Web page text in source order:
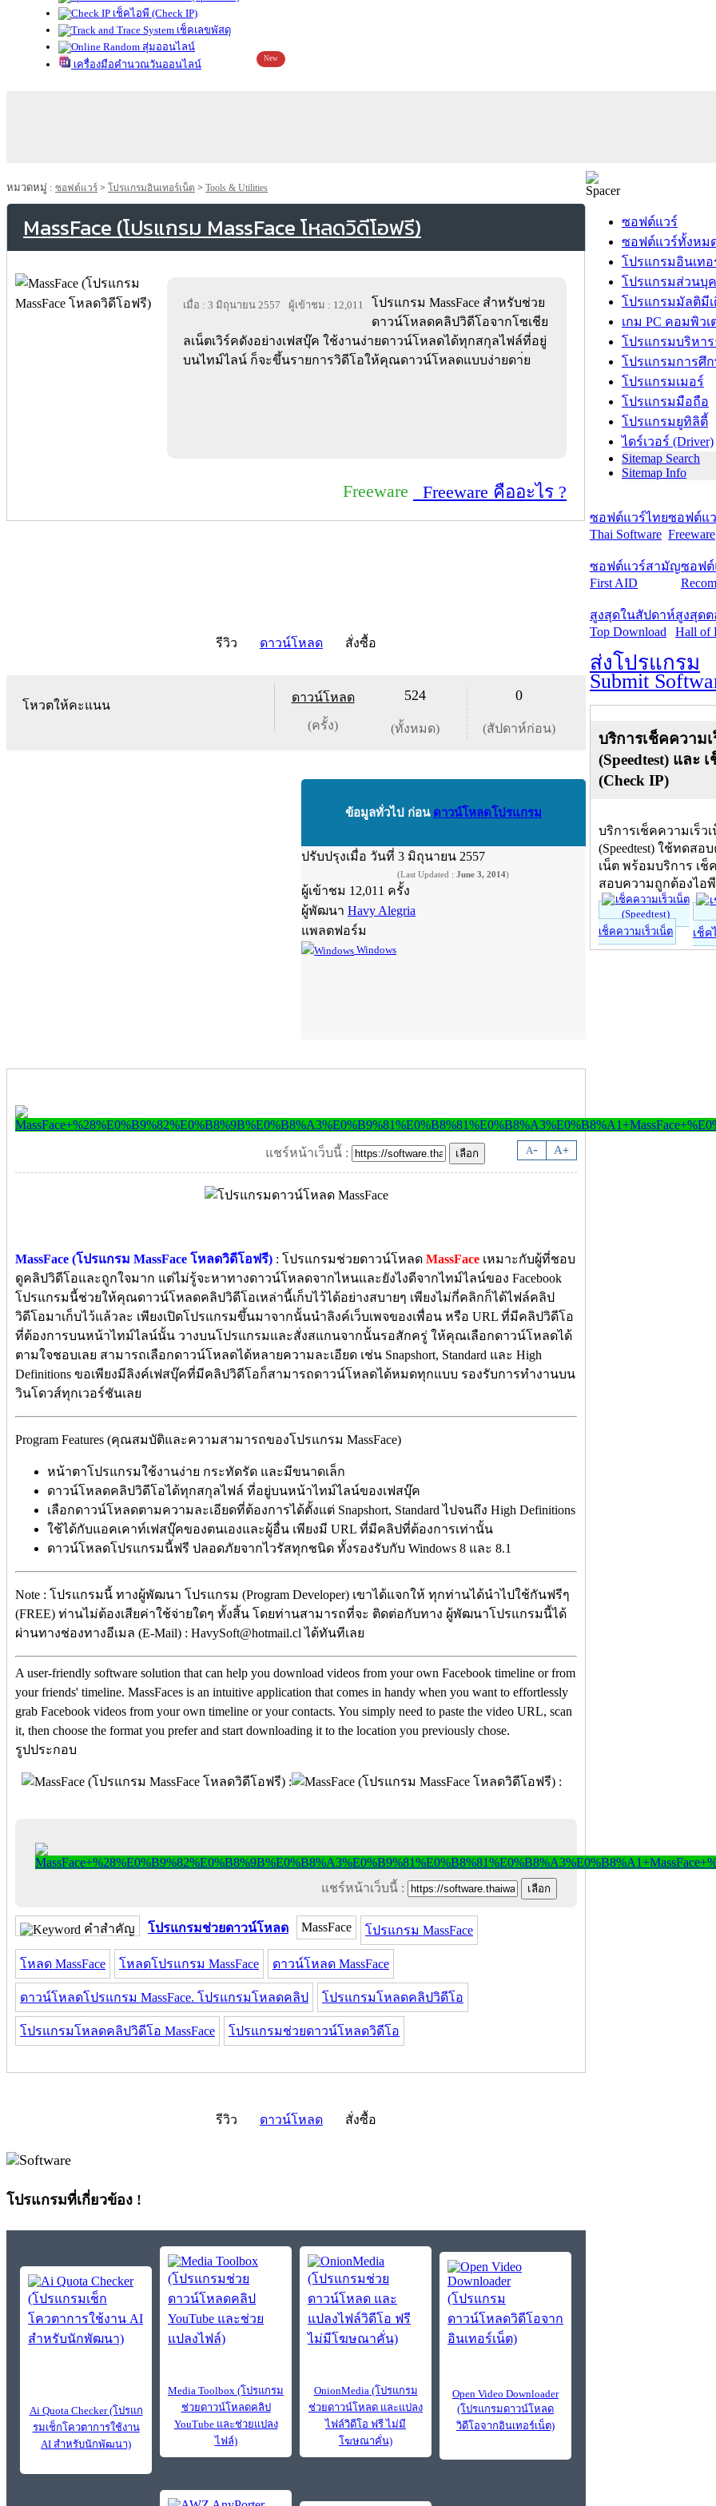
เช็คไอพี (Check IP)
เช็คเลขพัสดุ
สุ่มออนไลน์
เครื่องมือคำนวณวันออนไลน์
New
หมวดหมู่ : ซอฟต์แวร์ > โปรแกรมอินเทอร์เน็ต > Tools & Utilities
MassFace (โปรแกรม MassFace โหลดวิดีโอฟรี)
เมื่อ : 3 มิถุนายน 2557 ผู้เข้าชม : 12,011
โปรแกรม MassFace สำหรับช่วย
ดาวน์โหลดคลิปวิดีโอจากโซเชีย
ลเน็ตเวิร์คดังอย่างเฟสบุ๊ค ใช้งานง่ายดาวน์โหลดได้ทุกสกุลไฟล์ที่อยู่
บนไทม์ไลน์ ก็จะขึ้นรายการวิดีโอให้คุณดาวน์โหลดแบบง่ายดา่ย
Freeware Freeware คืออะไร ?
รีวิว ดาวน์โหลด สั่งซื้อ
โหวตให้คะแนน
ดาวน์โหลด
(ครั้ง)
524
(ทั้งหมด)
0
(สัปดาห์ก่อน)
ข้อมูลทั่วไป ก่อน ดาวน์โหลดโปรแกรม
ปรับปรุงเมื่อ วันที่ 3 มิถุนายน 2557
(Last Updated : June 3, 2014)
ผู้เข้าชม 12,011 ครั้ง
ผู้พัฒนา Havy Alegria
แพลตฟอร์ม
Windows
A- A+
แชร์หน้าเว็บนี้ :
MassFace (โปรแกรม MassFace โหลดวิดีโอฟรี) : โปรแกรมช่วยดาวน์โหลด MassFace เหมาะกับผู้ที่ชอบ
ดูคลิปวิดีโอและถูกใจมาก แต่ไม่รู้จะหาทางดาวน์โหลดจากไหนและยังไงดีจากไทม์ไลน์ของ Facebook
โปรแกรมนี้ช่วยให้คุณดาวน์โหลดคลิปวิดีโอเหล่านี้เก็บไว้ได้อย่างสบายๆ เพียงไม่กี่คลิกก็ได้ไฟล์คลิป
วิดีโอมาเก็บไว้แล้วละ เพียงเปิดโปรแกรมขึ้นมาจากนั้นนำลิงค์เว็บเพจของเพื่อน หรือ URL ที่มีคลิปวิดีโอ
ที่ต้องการบนหน้าไทม์ไลน์นั้น วางบนโปรแกรมและสั่งสแกนจากนั้นรอสักครู่ ให้คุณเลือกดาวน์โหลดได้
ตามใจชอบเลย สามารถเลือกดาวน์โหลดได้หลายความละเอียด เช่น Snapshort, Standard และ High
Definitions ขอเพียงมีลิงค์เฟสบุ๊คที่มีคลิปวิดีโอก็สามารถดาวน์โหลดได้หมดทุกแบบ รองรับการทำงานบน
วินโดวส์ทุกเวอร์ชันเลย
Program Features (คุณสมบัติและความสามารถของโปรแกรม MassFace)
หน้าตาโปรแกรมใช้งานง่าย กระทัดรัด และมีขนาดเล็ก
ดาวน์โหลดคลิปวิดีโอได้ทุกสกุลไฟล์ ที่อยู่บนหน้าไทม์ไลน์ของเฟสบุ๊ค
เลือกดาวน์โหลดตามความละเอียดที่ต้องการได้ตั้งแต่ Snapshort, Standard ไปจนถึง High Definitions
ใช้ได้กับแอคเคาท์เฟสบุ๊คของตนเองและผู้อื่น เพียงมี URL ที่มีคลิปที่ต้องการเท่านั้น
ดาวน์โหลดโปรแกรมนี้ฟรี ปลอดภัยจากไวรัสทุกชนิด ทั้งรองรับกับ Windows 8 และ 8.1
Note : โปรแกรมนี้ ทางผู้พัฒนา โปรแกรม (Program Developer) เขาได้แจกให้ ทุกท่านได้นำไปใช้กันฟรีๆ
(FREE) ท่านไม่ต้องเสียค่าใช้จ่ายใดๆ ทั้งสิ้น โดยท่านสามารถที่จะ ติดต่อกับทาง ผู้พัฒนาโปรแกรมนี้ได้
ผ่านทางช่องทางอีเมล (E-Mail) : HavySoft@hotmail.cl ได้ทันทีเลย
A user-friendly software solution that can help you download videos from your own Facebook timeline or from
your friends' timeline. MassFaces is an intuitive application that comes in handy when you want to effortlessly
grab Facebook videos from your own timeline or your contacts. You simply need to paste the video URL, scan
it, then choose the format you prefer and start downloading it to the location you previously chose.
รูปประกอบ
แชร์หน้าเว็บนี้ :
คำสำคัญ โปรแกรมช่วยดาวน์โหลด MassFace โปรแกรม MassFace
โหลด MassFace โหลดโปรแกรม MassFace ดาวน์โหลด MassFace
ดาวน์โหลดโปรแกรม MassFace. โปรแกรมโหลดคลิป โปรแกรมโหลดคลิปวิดีโอ
โปรแกรมโหลดคลิปวิดีโอ MassFace โปรแกรมช่วยดาวน์โหลดวิดีโอ
รีวิว ดาวน์โหลด สั่งซื้อ
โปรแกรมที่เกี่ยวข้อง !
Ai Quota Checker (โปรแก
รมเช็กโควตาการใช้งาน
AI สำหรับนักพัฒนา)
Media Toolbox (โปรแกรม
ช่วยดาวน์โหลดคลิป
YouTube และช่วยแปลง
ไฟล์)
OnionMedia (โปรแกรม
ช่วยดาวน์โหลด และแปลง
ไฟล์วิดีโอ ฟรี ไม่มี
โฆษณาคั่น)
Open Video Downloader
(โปรแกรมดาวน์โหลด
วิดีโอจากอินเทอร์เน็ต)
ซอฟต์แวร์
ซอฟต์แวร์ทั้งหม
โปรแกรมอินเทอ
โปรแกรมส่วนบุ
โปรแกรมมัลติมีเ
เกม PC คอมพิวเ
โปรแกรมบริหา
โปรแกรมการศึ
โปรแกรมเมอร์
โปรแกรมมือถือ
โปรแกรมยูทิลิตี้
ไดร์เวอร์ (Driver)
Sitemap Search
Sitemap Info
ซอฟต์แวร์ไทย
Thai Software
ซอฟต์แ
Freeware
ซอฟต์แวร์สามัญ
First AID
ซอฟต์
สูงสุดในสัปดาห์
Top Download
สูงสุด
Hall of
ส่งโปรแกรม
Submit
บริการเช็คความเ
(Speedtest) และ
(Check IP)
บริการเช็คความเร็ว
(Speedtest) ใช้ทดสอ
เน็ต พร้อมบริการ เช็
สอบความถูกต้องไอ
เช็คความเร็วเน็ต เช็ค